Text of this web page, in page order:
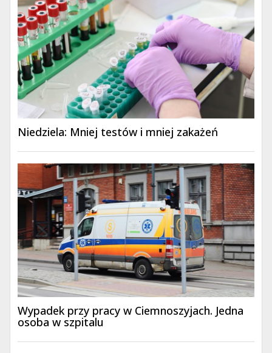
Niedziela: Mniej testów i mniej zakażeń
Wypadek przy pracy w Ciemnoszyjach. Jedna
osoba w szpitalu